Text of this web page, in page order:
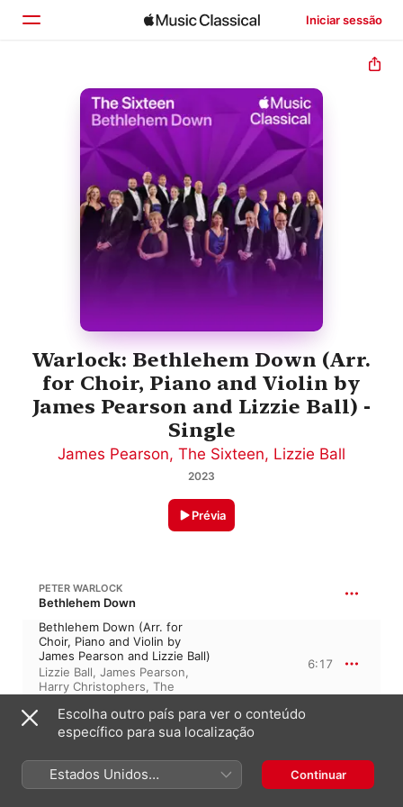
Iniciar sessão
Início
Explorar
Buscar
Warlock: Bethlehem Down (Arr.
for Choir, Piano and Violin by
James Pearson and Lizzie Ball) -
Single
James Pearson, The Sixteen, Lizzie Ball
2023
Prévia
PETER WARLOCK
Bethlehem Down
Bethlehem Down (Arr. for
Choir, Piano and Violin by
James Pearson and Lizzie Ball)
Lizzie Ball, James Pearson,
Harry Christophers, The
6:17
1 faixa, 6 minutos
℗ 2023 The Sixteen Productions Ltd
Escolha outro país para ver o conteúdo
específico para sua localização
Estados Unidos
(Português Brasil)
Continuar